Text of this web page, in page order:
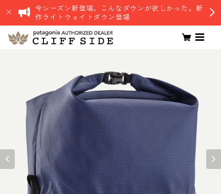
今シーズン新登場。こんなダウンが欲しかった。新
作ライトウェイトダウン登場